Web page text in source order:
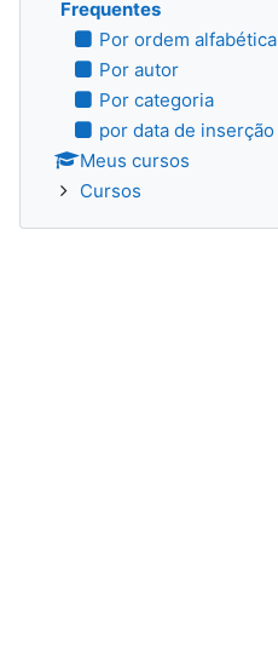
Frequentes
Por ordem alfabética
Por autor
Por categoria
por data de inserção
Meus cursos
Cursos